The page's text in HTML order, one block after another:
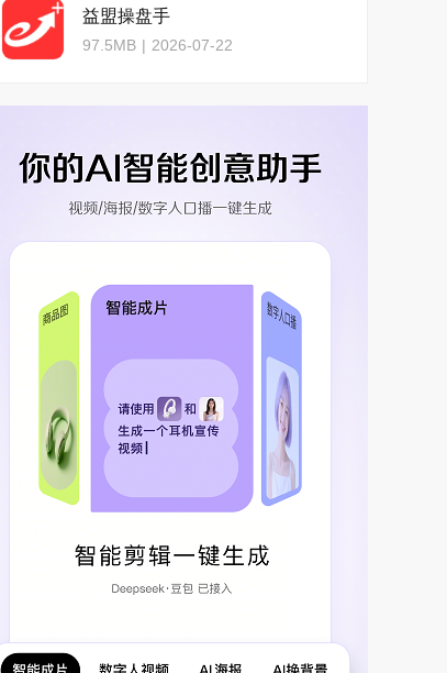
益盟操盘手
97.5MB | 2026-07-22